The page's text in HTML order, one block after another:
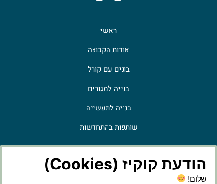
ראשי
אודות הקבוצה
בונים עם קורל
בנייה למגורים
בנייה לתעשייה
שותפות בהתחדשות
פרויקטים עתידיים
פרויקטים בתכנוןהודעת קוקיז (Cookies)
שלום!